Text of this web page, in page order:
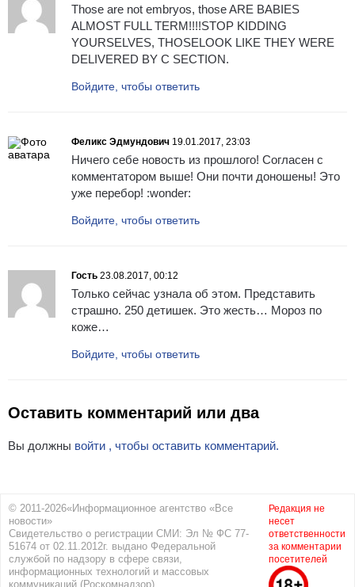
Those are not embryos, those ARE BABIES
ALMOST FULL TERM!!!!STOP KIDDING
YOURSELVES, THOSELOOK LIKE THEY WERE
DELIVERED BY C SECTION.
Войдите, чтобы ответить
Феликс Эдмундович 19.01.2017, 23:03
Ничего себе новость из прошлого! Согласен с
комментатором выше! Они почти доношены! Это
уже перебор! :wonder:
Войдите, чтобы ответить
Гость 23.08.2017, 00:12
Только сейчас узнала об этом. Представить
страшно. 250 детишек. Это жесть… Мороз по
коже…
Войдите, чтобы ответить
Оставить комментарий или два
Вы должны войти , чтобы оставить комментарий.
© 2011-2026«Информационное агентство «Все
новости»
Свидетельство о регистрации СМИ: Эл № ФС 77-
51674 от 02.11.2012г. выдано Федеральной
службой по надзору в сфере связи,
информационных технологий и массовых
коммуникаций (Роскомнадзор)
Редакция не
несет
ответственности
за комментарии
посетителей